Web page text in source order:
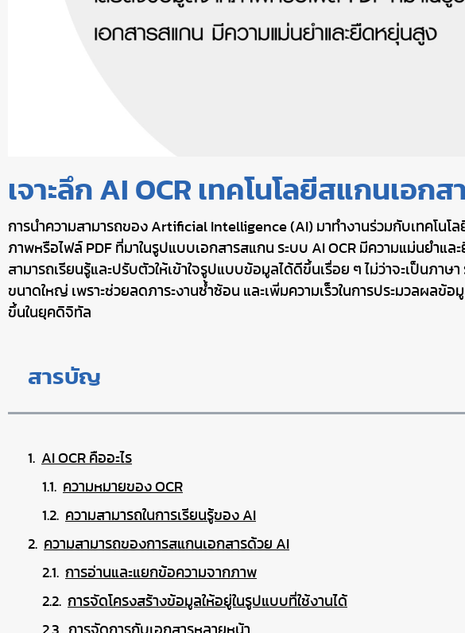
เจาะลึก AI OCR เทคโนโลยีสแกนเอ
การนำความสามารถของ Artificial Intelligence (AI) มาทำงานร่วมกับเทคโน
ภาพหรือไฟล์ PDF ที่มาในรูปแบบเอกสารสแกน ระบบ AI OCR มีความแม่นยำ
สามารถเรียนรู้และปรับตัวให้เข้าใจรูปแบบข้อมูลได้ดีขึ้นเรื่อย ๆ ไม่ว่าจะเป็นภ
ขนาดใหญ่ เพราะช่วยลดภาระงานซ้ำซ้อน และเพิ่มความเร็วในการประมวลผล
ขึ้นในยุคดิจิทัล
สารบัญ
AI OCR คืออะไร
ความหมายของ OCR
ความสามารถในการเรียนรู้ของ AI
ความสามารถของการสแกนเอกสารด้วย AI
การอ่านและแยกข้อความจากภาพ
การจัดโครงสร้างข้อมูลให้อยู่ในรูปแบบที่ใช้งานได้